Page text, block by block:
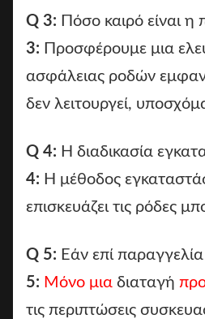
Q 3: Πόσο καιρό είναι η
3: Προσφέρουμε μια
ασφάλειας ροδών
δεν λειτουργεί,
Q 4: Η διαδικασία
4: Η μέθοδος
επισκευάζει τις ρόδες
Q 5: Εάν επί
5: Μόνο μια διαταγή
τις περιπτώσεις